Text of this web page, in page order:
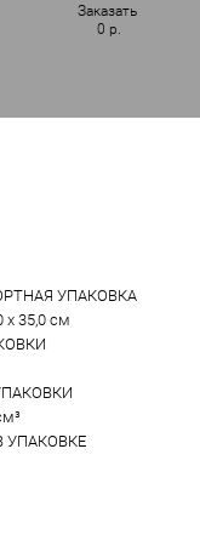
Заказать
0 р.
УПАКОВКА
x 35,0 см
УПАКОВКЕ